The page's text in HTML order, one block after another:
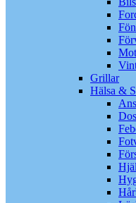
Grillar
Hälsa &